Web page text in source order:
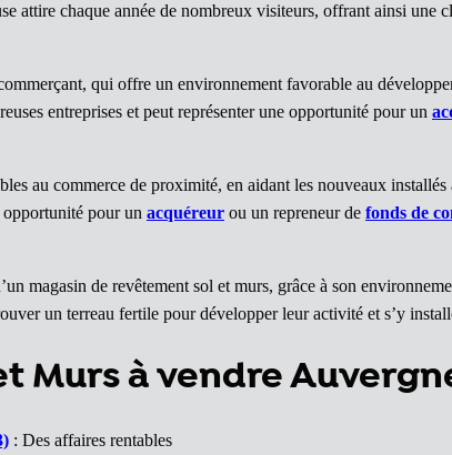
attire chaque année de nombreux visiteurs, offrant ainsi une
qui offre un environnement favorable au
entreprises et peut représenter une opportunité pour un
au commerce de proximité, en aidant les nouveaux
opportunité pour un acquéreur ou un repreneur de fonds de
magasin de revêtement sol et murs, grâce à son
un terreau fertile pour développer leur activité et s’y
Murs à vendre
: Des affaires rentables